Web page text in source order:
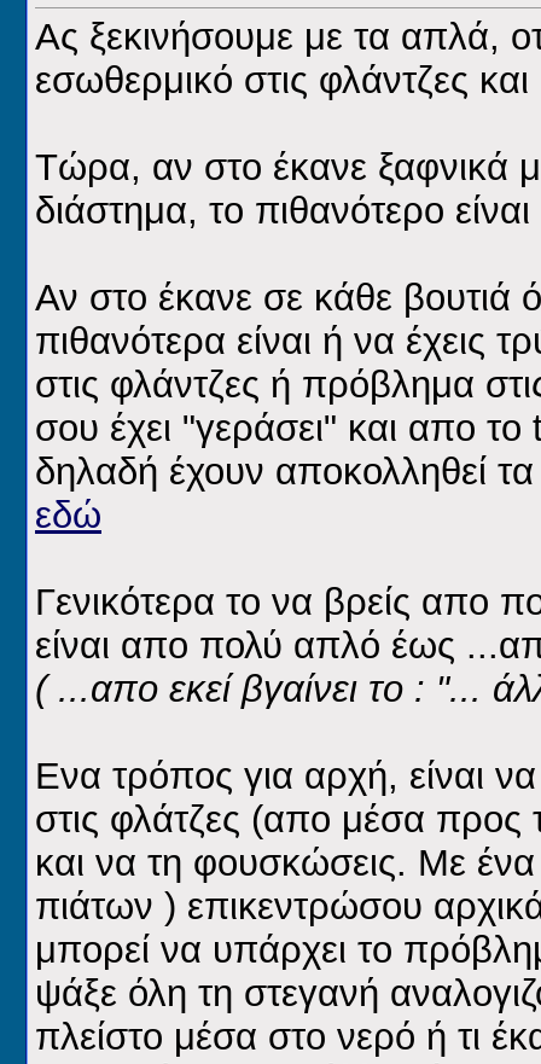
Ας ξεκινήσουμε με τα απλά,
εσωθερμικό στις φλάντζες
Τώρα, αν στο έκανε ξαφνικά
διάστημα, το πιθανότερο
Αν στο έκανε σε κάθε βουτιά
πιθανότερα είναι ή να
στις φλάντζες ή πρόβλημα
σου έχει "γεράσει" και απο
δηλαδή έχουν αποκολληθεί
εδώ
Γενικότερα το να βρείς απο
είναι απο πολύ απλό έως
( ...απο εκεί βγαίνει το : "...
Ενα τρόπος για αρχή, είναι
στις φλάτζες (απο μέσα προς
και να τη φουσκώσεις. Με
πιάτων ) επικεντρώσου
μπορεί να υπάρχει το
ψάξε όλη τη στεγανή
πλείστο μέσα στο νερό ή τι